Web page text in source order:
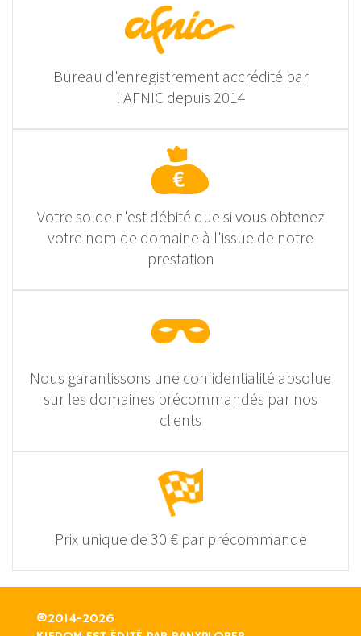
Bureau d'enregistrement accrédité par
l'AFNIC depuis 2014
Votre solde n'est débité que si vous obtenez
votre nom de domaine à l'issue de notre
prestation
Nous garantissons une confidentialité absolue
sur les domaines précommandés par nos
clients
Prix unique de 30 € par précommande
©2014-2026